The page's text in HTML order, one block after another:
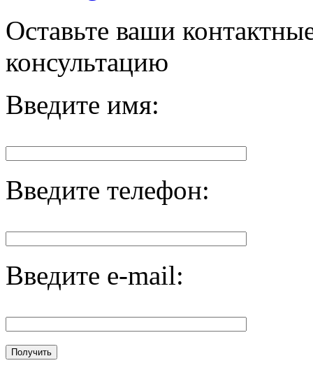
Оставьте ваши
консультацию
Введите имя:
Введите телефон:
Введите e-mail: